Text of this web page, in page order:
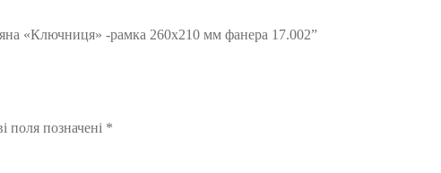
«Ключниця» -рамка 260х210 мм фанера 17.002”
поля позначені *